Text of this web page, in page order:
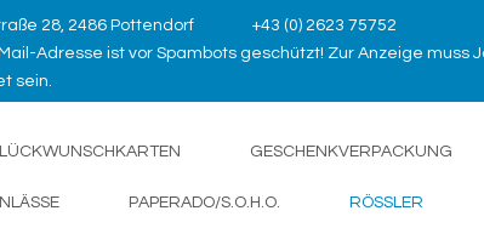
28, 2486 Pottendorf
+43 (0) 2623 75752
Adresse ist vor Spambots geschützt! Zur Anzeige muss
sein.
GESCHENKVERPACKUNG
PAPERADO/S.O.H.O. RÖSSLER